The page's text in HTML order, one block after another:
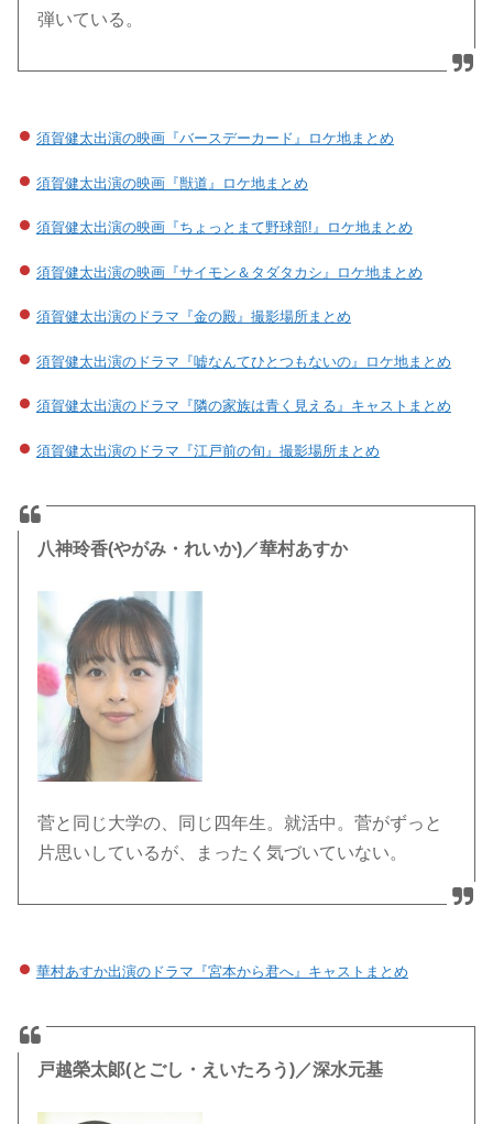
弾いている。
須賀健太出演の映画『バースデーカード』ロケ地まとめ
須賀健太出演の映画『獣道』ロケ地まとめ
須賀健太出演の映画『ちょっとまて野球部!』ロケ地まとめ
須賀健太出演の映画『サイモン＆タダタカシ』ロケ地まとめ
須賀健太出演のドラマ『金の殿』撮影場所まとめ
須賀健太出演のドラマ『嘘なんてひとつもないの』ロケ地まとめ
須賀健太出演のドラマ『隣の家族は青く見える』キャストまとめ
須賀健太出演のドラマ『江戸前の旬』撮影場所まとめ
八神玲香(やがみ・れいか)／華村あすか
菅と同じ大学の、同じ四年生。就活中。菅がずっと
片思いしているが、まったく気づいていない。
華村あすか出演のドラマ『宮本から君へ』キャストまとめ
戸越榮太郞(とごし・えいたろう)／深水元基